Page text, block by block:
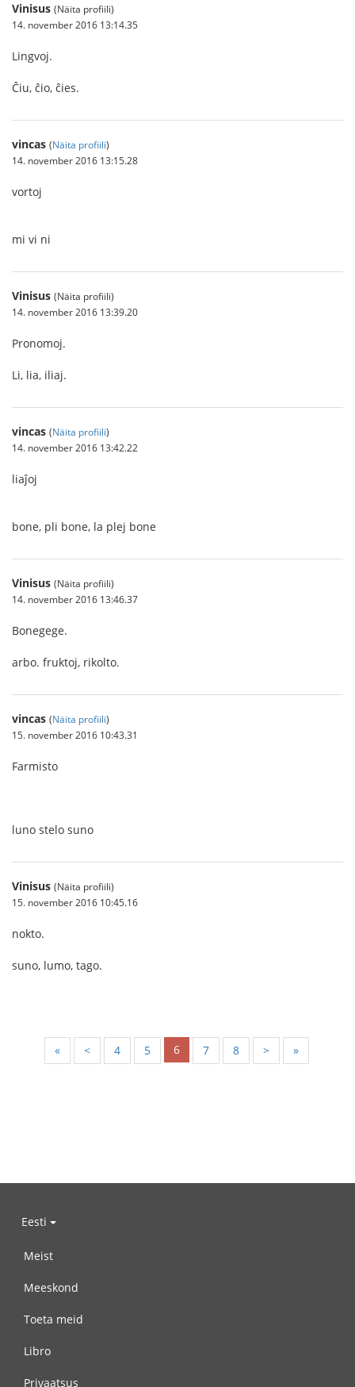
Vinisus (Näita profiili)
14. november 2016 13:14.35
Lingvoj.
Ĉiu, ĉio, ĉies.
vincas (Näita profiili)
14. november 2016 13:15.28
vortoj
mi vi ni
Vinisus (Näita profiili)
14. november 2016 13:39.20
Pronomoj.
Li, lia, iliaj.
vincas (Näita profiili)
14. november 2016 13:42.22
liaĵoj
bone, pli bone, la plej bone
Vinisus (Näita profiili)
14. november 2016 13:46.37
Bonegege.
arbo. fruktoj, rikolto.
vincas (Näita profiili)
15. november 2016 10:43.31
Farmisto
luno stelo suno
Vinisus (Näita profiili)
15. november 2016 10:45.16
nokto.
suno, lumo, tago.
« < 4 5 6 7 8 > »
Eesti
Meist
Meeskond
Toeta meid
Libro
Privaatsus